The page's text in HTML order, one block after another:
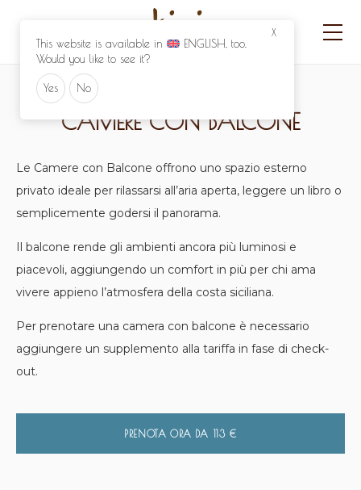
CAMERE CON BALCONE
Le Camere con Balcone offrono uno spazio esterno
privato ideale per rilassarsi all’aria aperta, leggere un libro o
semplicemente godersi il panorama.
Il balcone rende gli ambienti ancora più luminosi e
piacevoli, aggiungendo un comfort in più per chi ama
vivere appieno l’atmosfera della costa siciliana.
Per prenotare una camera con balcone è necessario
aggiungere un supplemento alla tariffa in fase di check-
out.
PRENOTA ORA DA 113 €
X
This website is available in ENGLISH , too.
Would you like to see it?
Yes No